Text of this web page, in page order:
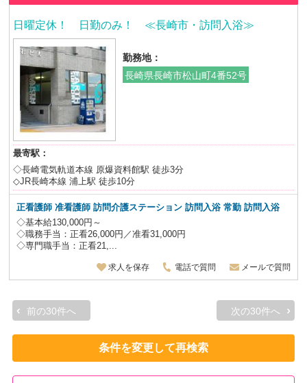
日曜定休！ 日勤のみ！ ≪長崎市・訪問入浴≫
勤務地：
長崎県長崎市松山町4番52号
最寄駅：
◇長崎電気軌道本線 原爆資料館駅 徒歩3分
◇JR長崎本線 浦上駅 徒歩10分
正看護師 准看護師 訪問介護ステーション 訪問入浴常勤 訪問入浴
◇基本給130,000円～
◇職務手当：正看26,000円／准看31,000円
◇専門職手当：正看21,...
求人を保存 電話で質問 メールで質問
前の30件へ 次の30件へ
条件を変更して再検索